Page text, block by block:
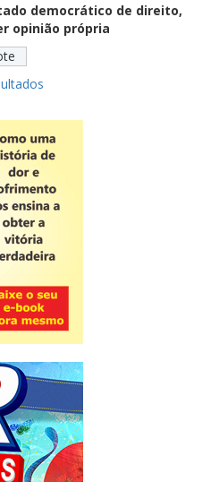
têm até terça
informações
começa a ser emitido
democrático de direito,
opinião própria